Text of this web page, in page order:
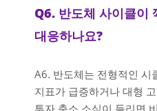
Q6. 반도체 사이클이
대응하나요?
A6. 반도체는 전형적인 시
지표가 급증하거나 대형
투자 축소 소식이 들리면